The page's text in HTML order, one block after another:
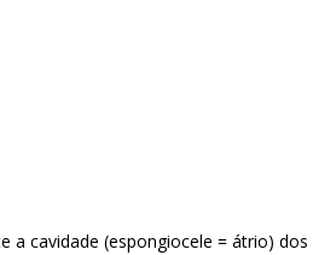
a cavidade (espongiocele = átrio) dos